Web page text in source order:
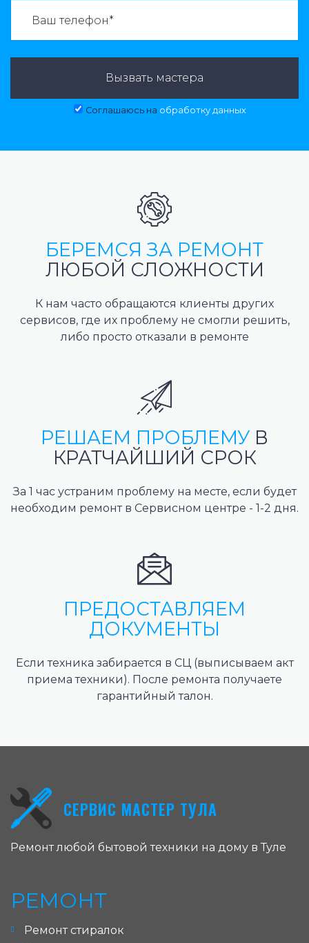
Вызвать мастера
Соглашаюсь на обработку данных
БЕРЕМСЯ ЗА РЕМОНТ
ЛЮБОЙ СЛОЖНОСТИ
К нам часто обращаются клиенты других
сервисов, где их проблему не смогли решить,
либо просто отказали в ремонте
РЕШАЕМ ПРОБЛЕМУ В
КРАТЧАЙШИЙ СРОК
За 1 час устраним проблему на месте, если будет
необходим ремонт в Сервисном центре - 1-2 дня.
ПРЕДОСТАВЛЯЕМ
ДОКУМЕНТЫ
Если техника забирается в СЦ (выписываем акт
приема техники). После ремонта получаете
гарантийный талон.
СЕРВИС МАСТЕР ТУЛА
Ремонт любой бытовой техники на дому в Туле
РЕМОНТ
Ремонт стиралок